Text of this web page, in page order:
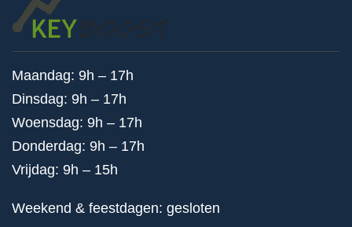
Maandag: 9h – 17h
Dinsdag: 9h – 17h
Woensdag: 9h – 17h
Donderdag: 9h – 17h
Vrijdag: 9h – 15h
Weekend & feestdagen: gesloten